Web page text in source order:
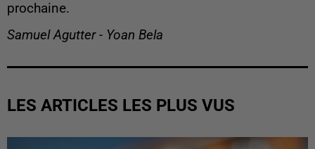
prochaine.
Samuel Agutter - Yoan Bela
LES ARTICLES LES PLUS VUS